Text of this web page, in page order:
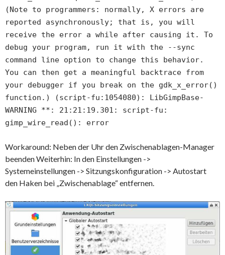
(Note to programmers: normally, X errors are
reported asynchronously; that is, you will
receive the error a while after causing it. To
debug your program, run it with the --sync
command line option to change this behavior.
You can then get a meaningful backtrace from
your debugger if you break on the gdk_x_error()
function.) (script-fu:1054080): LibGimpBase-
WARNING **: 21:21:19.301: script-fu:
gimp_wire_read(): error
Workaround: Neben der Uhr den Zwischenablagen-Manager
beenden Weiterhin: In den Einstellungen ->
Systemeinstellungen -> Sitzungskonfiguration -> Autostart
den Haken bei „Zwischenablage“ entfernen.